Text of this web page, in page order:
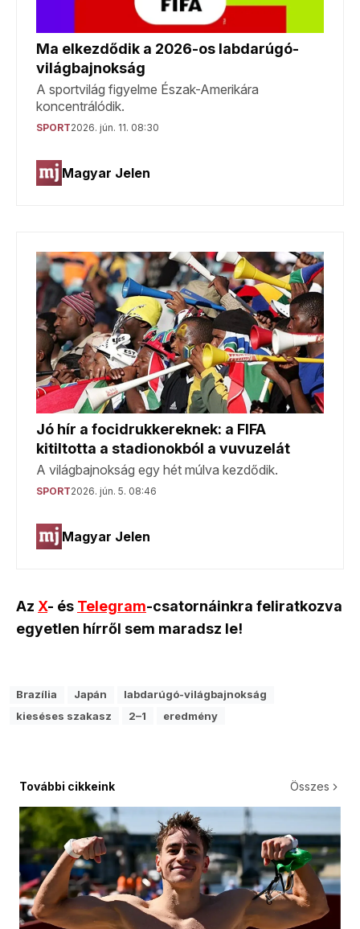
Az X- és Telegram-csatornáinkra feliratkozva
egyetlen hírről sem maradsz le!
Brazília Japán
labdarúgó-világbajnokság
kieséses szakasz
2–1 eredmény
További cikkeink Összes